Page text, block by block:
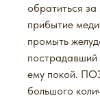
обратиться
прибытие
промыть
пострадавший
ему покой.
большого